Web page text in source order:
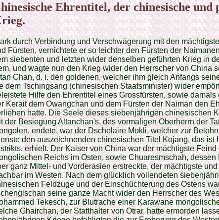
Ehrentitel, der chinesische und
durch Verbindung und Verschwägerung mit den
Fürsten, vernichtete er so leichter den Fürsten der
siebenten und letzten wider denselben geführten Krieg in
und wagte nun den Krieg wider den Herrscher von China
Chan, d. i. den goldenen, welcher ihm gleich Anfangs
dem Tschingsang (chinesischen Staatsminister) wider
Hilfe den Ehrentitel eines Grossfürsten, sowie damals
Kerait dem Owangchan und dem Fürsten der Naiman den
hatte. Die Seele dieses siebenjährigen chinesischen
der Besiegung Altanchan's, des vormaligen Oberherrn der
endete, war der Dschelaire Mokli, welcher zur
den auszeichnenden chinesischen Titel Kojang, das ist
erhielt. Der Kaiser von China war der mächtigste Feind
Reichs im Osten, sowie Chuaresmschah, dessen
ganz Mittel- und Vorderasien erstreckte, der mächtigste
im Westen. Nach dem glücklich vollendeten
Feldzuge und der Einschüchterung des Ostens
seine ganze Macht wider den Herrscher des
Tekesch, zur Blutrache einer Karawane
Ghairchan, der Statthalter von Otrar, hatte ermorden